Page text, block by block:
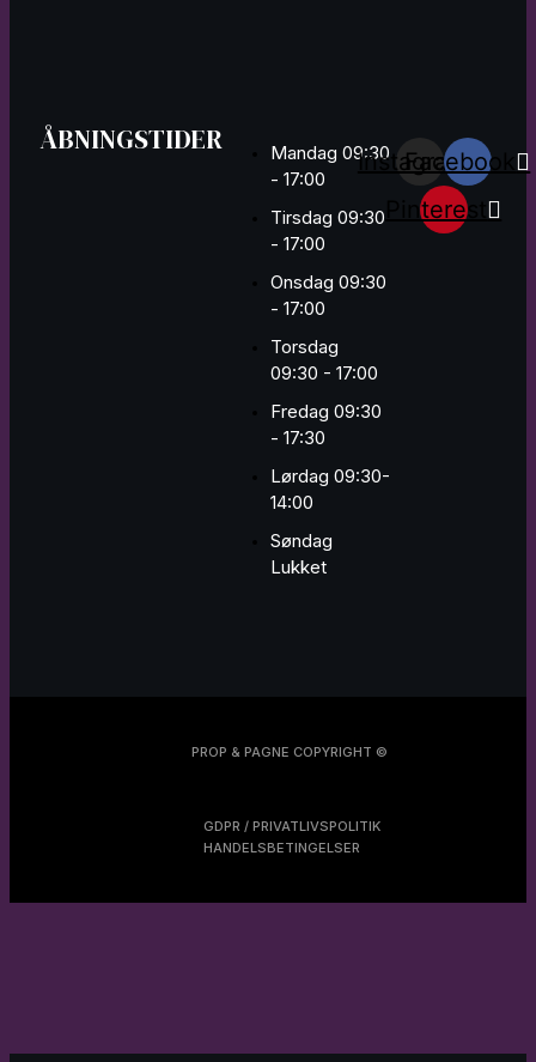
ÅBNINGSTIDER
Mandag 09:30
- 17:00
Tirsdag 09:30
- 17:00
Onsdag 09:30
- 17:00
Torsdag
09:30 - 17:00
Fredag 09:30
- 17:30
Lørdag 09:30-
14:00
Søndag
Lukket
Instagram
Facebook
Pinterest
PROP & PAGNE COPYRIGHT ©
GDPR / PRIVATLIVSPOLITIK
HANDELSBETINGELSER